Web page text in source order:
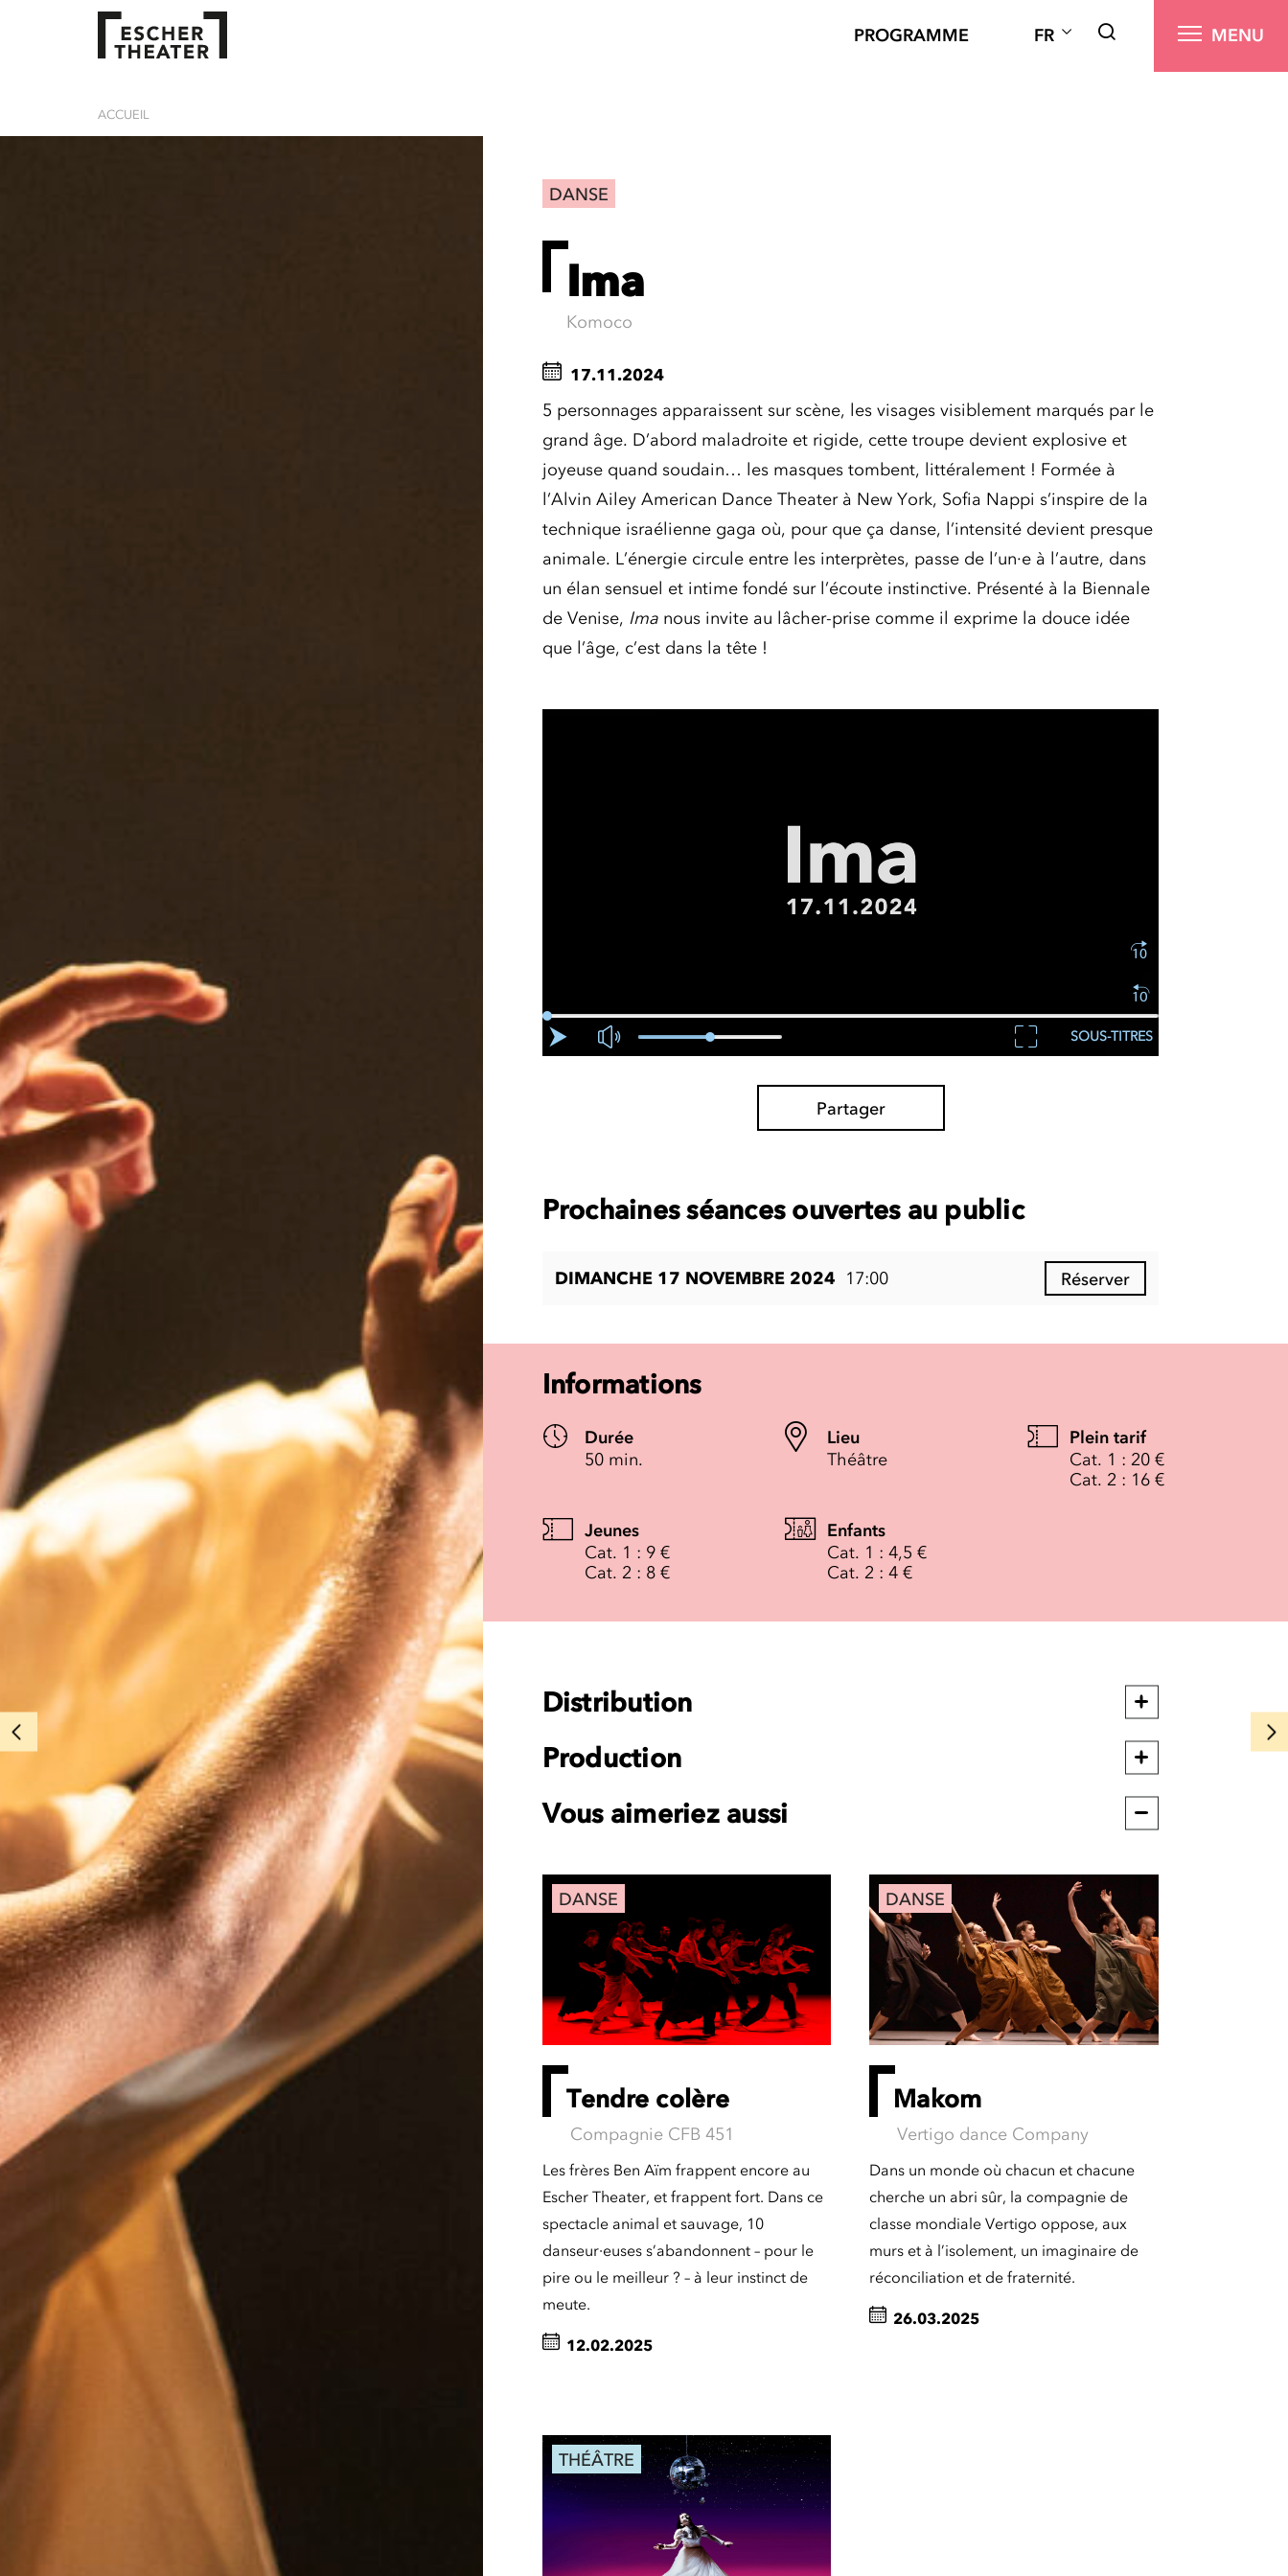
PROGRAMME FR MENU
ACCUEIL
DANSE
Ima
Komoco
17.11.2024
5 personnages apparaissent sur scène, les visages visiblement marqués par le
grand âge. D’abord maladroite et rigide, cette troupe devient explosive et
joyeuse quand soudain… les masques tombent, littéralement ! Formée à
l’Alvin Ailey American Dance Theater à New York, Sofia Nappi s’inspire de la
technique israélienne gaga où, pour que ça danse, l’intensité devient presque
animale. L’énergie circule entre les interprètes, passe de l’un·e à l’autre, dans
un élan sensuel et intime fondé sur l’écoute instinctive. Présenté à la Biennale
de Venise, Imanous invite au lâcher-prise comme il exprime la douce idée
que l’âge, c’est dans la tête !
SOUS-TITRES
Partager
Prochaines séances ouvertes au public
DIMANCHE 17 NOVEMBRE 2024 17:00 Réserver
Informations
Durée
50 min.
Lieu
Théâtre
Plein tarif
Cat. 1 : 20 €
Cat. 2 : 16 €
Jeunes
Cat. 1 : 9 €
Cat. 2 : 8 €
Enfants
Cat. 1 : 4,5 €
Cat. 2 : 4 €
Distribution
Production
Vous aimeriez aussi
DANSE
Tendre colère
Compagnie CFB 451
Les frères Ben Aïm frappent encore au
Escher Theater, et frappent fort. Dans ce
spectacle animal et sauvage, 10
danseur·euses s’abandonnent – pour le
pire ou le meilleur ? – à leur instinct de
meute.
12.02.2025
DANSE
Makom
Vertigo dance Company
Dans un monde où chacun et chacune
cherche un abri sûr, la compagnie de
classe mondiale Vertigo oppose, aux
murs et à l’isolement, un imaginaire de
réconciliation et de fraternité.
26.03.2025
THÉÂTRE